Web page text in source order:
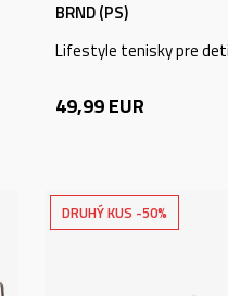
BRND (PS)
Lifestyle tenisky pre deti
49,99EUR
DRUHÝ KUS -50%